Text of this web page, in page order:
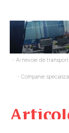
- Ai nevoie de
- Companie